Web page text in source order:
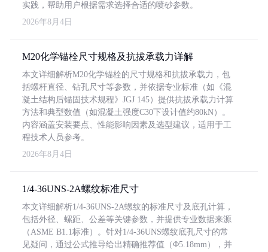
实践，帮助用户根据需求选择合适的喷砂参数。
2026年8月4日
M20化学锚栓尺寸规格及抗拔承载力详解
本文详细解析M20化学锚栓的尺寸规格和抗拔承载力，包
括螺杆直径、钻孔尺寸等参数，并依据专业标准（如《混
凝土结构后锚固技术规程》JGJ 145）提供抗拔承载力计算
方法和典型数值（如混凝土强度C30下设计值约80kN）。
内容涵盖安装要点、性能影响因素及选型建议，适用于工
程技术人员参考。
2026年8月4日
1/4-36UNS-2A螺纹标准尺寸
本文详细解析1/4-36UNS-2A螺纹的标准尺寸及底孔计算，
包括外径、螺距、公差等关键参数，并提供专业数据来源
（ASME B1.1标准）。针对1/4-36UNS螺纹底孔尺寸的常
见疑问，通过公式推导给出精确推荐值（Φ5.18mm），并